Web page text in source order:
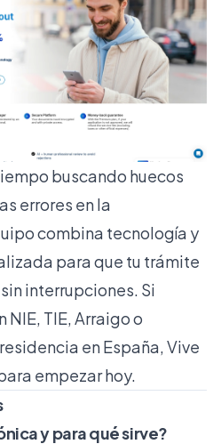
buscando huecos
errores en la
combina tecnología y
para que tu trámite
interrupciones. Si
TIE, Arraigo o
en España, Vive
empezar hoy.
y para qué sirve?